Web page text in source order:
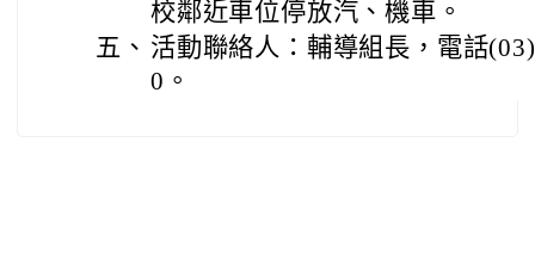
校鄰近車位停放汽、機車。
五、 活動聯絡人：輔導組長，電話
0。